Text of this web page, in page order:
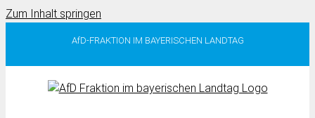
Zum Inhalt springen
AfD-FRAKTION IM BAYERISCHEN LANDTAG